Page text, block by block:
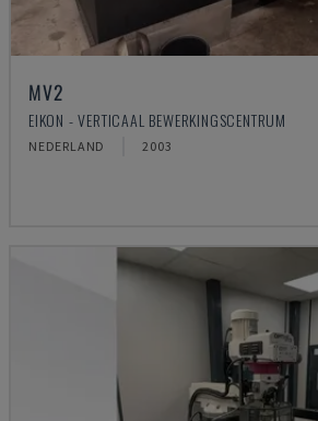
MV2
EIKON - VERTICAAL BEWERKINGSCENTRUM
NEDERLAND 2003